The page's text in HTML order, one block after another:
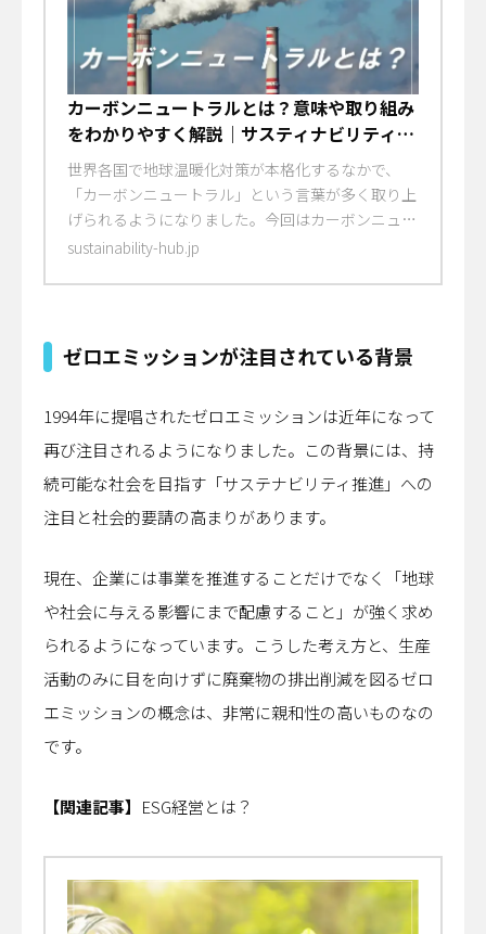
カーボンニュートラルとは？意味や取り組み
をわかりやすく解説｜サスティナビリティハ
ブ
世界各国で地球温暖化対策が本格化するなかで、
「カーボンニュートラル」という言葉が多く取り上
げられるようになりました。今回はカーボンニュー
トラルの言葉の意味から、実現に向けた日本の取り
sustainability-hub.jp
ゼロエミッションが注目されている背景
1994年に提唱されたゼロエミッションは近年になって
再び注目されるようになりました。この背景には、持
続可能な社会を目指す「サステナビリティ推進」への
注目と社会的要請の高まりがあります。
現在、企業には事業を推進することだけでなく「地球
や社会に与える影響にまで配慮すること」が強く求め
られるようになっています。こうした考え方と、生産
活動のみに目を向けずに廃棄物の排出削減を図るゼロ
エミッションの概念は、非常に親和性の高いものなの
です。
【関連記事】 ESG経営とは？